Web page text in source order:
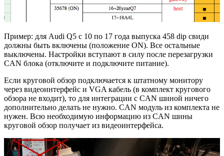
Пример: для Audi Q5 с 10 по 17 года выпуска 458 dip свиди
должны быть включены (положение ON). Все остальные
выключены. Настройки вступают в силу после перезагрузки
CAN блока (отключите и подключите питание).
Если круговой обзор подключается к штатному монитору
через видеоинтерфейс и VGA кабель (в комплект кругового
обзора не входит), то для интеграции с CAN шиной ничего
дополнительно делать не нужно. CAN модуль из комплекта не
нужен. Всю необходимую информацию из CAN шины
круговой обзор получает из видеоинтерфейса.